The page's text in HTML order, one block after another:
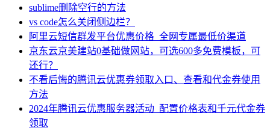
sublime删除空行的方法
vs code怎么关闭侧边栏？
阿里云短信群发平台优惠价格_全网专属最低价渠道
京东云京美建站0基础做网站，可选600多免费模板，可
还行？
不看后悔的腾讯云优惠券领取入口、查看和代金券使用
方法
2024年腾讯云优惠服务器活动_配置价格表和千元代金券
领取